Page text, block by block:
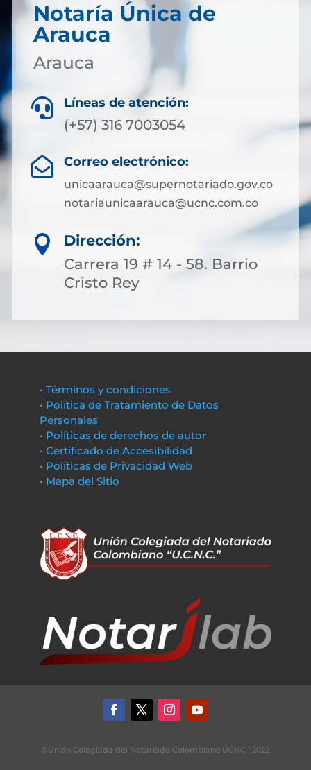
Notaría Única de
Arauca
Arauca
 Líneas de atención:
(+57) 316 7003054
 Correo electrónico:
unicaarauca@supernotariado.gov.co
notariaunicaarauca@ucnc.com.co

Dirección:
Carrera 19 # 14 - 58. Barrio
Cristo Rey
• Términos y condiciones
• Política de Tratamiento de Datos
Personales
• Políticas de derechos de autor
• Certificado de Accesibilidad
• Políticas de Privacidad Web
• Mapa del Sitio
©Unión Colegiada del Notariado Colombiano UCNC | 2022